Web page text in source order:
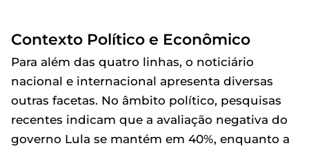
Contexto Político e Econômico
Para além das quatro linhas, o noticiário
nacional e internacional apresenta diversas
outras facetas. No âmbito político, pesquisas
recentes indicam que a avaliação negativa do
governo Lula se mantém em 40%, enquanto a